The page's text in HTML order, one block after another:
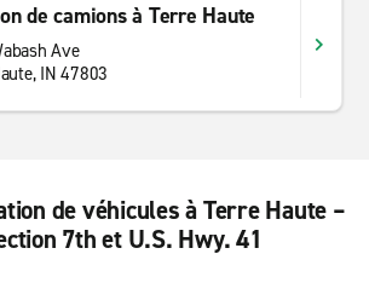
de camions à Terre Haute
Ave
IN 47803
de véhicules à Terre Haute –
7th et U.S. Hwy. 41